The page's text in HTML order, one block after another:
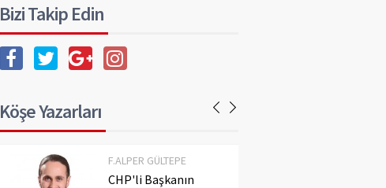
Bizi Takip Edin
Köşe Yazarları
ABBAS GÜÇLÜ
Eğitim Ciddi Bir
Meseledir. Ayaküstü
F.ALPER GÜLTEPE
CHP'li Başkanın